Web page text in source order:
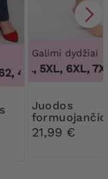
,48/50, 52/54,
Galimi dydžiai
4XL, 5XL, 6XL,
Juodos
kelnaitės su
gėlėtais
21,99 €